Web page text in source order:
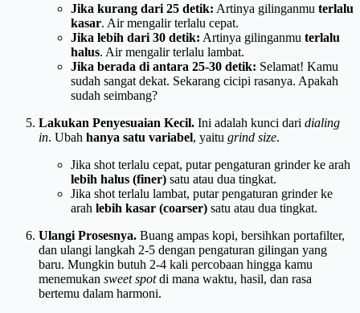
Jika kurang dari 25 detik: Artinya gilinganmu terlalu
kasar. Air mengalir terlalu cepat.
Jika lebih dari 30 detik: Artinya gilinganmu terlalu
halus. Air mengalir terlalu lambat.
Jika berada di antara 25-30 detik: Selamat! Kamu
sudah sangat dekat. Sekarang cicipi rasanya. Apakah
sudah seimbang?
Lakukan Penyesuaian Kecil. Ini adalah kunci dari dialing
in. Ubah hanya satu variabel, yaitu grind size.
Jika shot terlalu cepat, putar pengaturan grinder ke arah
lebih halus (finer) satu atau dua tingkat.
Jika shot terlalu lambat, putar pengaturan grinder ke
arah lebih kasar (coarser) satu atau dua tingkat.
Ulangi Prosesnya. Buang ampas kopi, bersihkan portafilter,
dan ulangi langkah 2-5 dengan pengaturan gilingan yang
baru. Mungkin butuh 2-4 kali percobaan hingga kamu
menemukan sweet spotdi mana waktu, hasil, dan rasa
bertemu dalam harmoni.